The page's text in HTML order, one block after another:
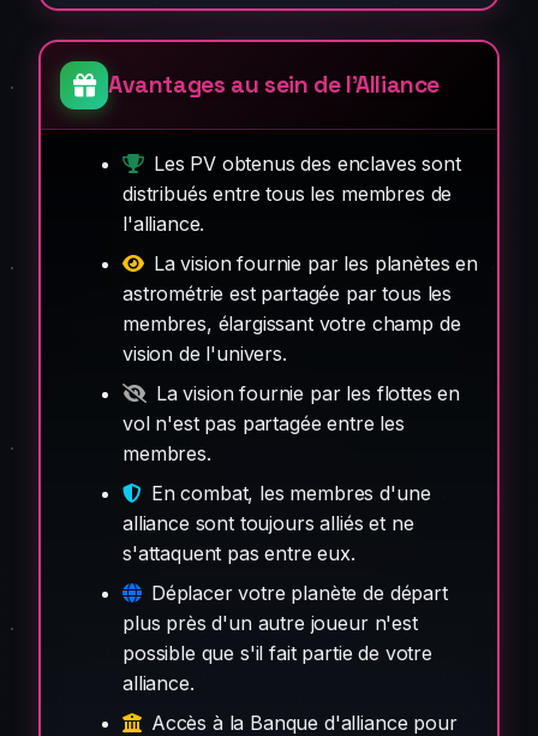
Avantages au sein de l'Alliance
Les PV obtenus des enclaves sont
distribués entre tous les membres de
l'alliance.
La vision fournie par les planètes en
astrométrie est partagée par tous les
membres, élargissant votre champ de
vision de l'univers.
La vision fournie par les flottes en
vol n'est pas partagée entre les
membres.
En combat, les membres d'une
alliance sont toujours alliés et ne
s'attaquent pas entre eux.
Déplacer votre planète de départ
plus près d'un autre joueur n'est
possible que s'il fait partie de votre
alliance.
Accès à la Banque d'alliance pour